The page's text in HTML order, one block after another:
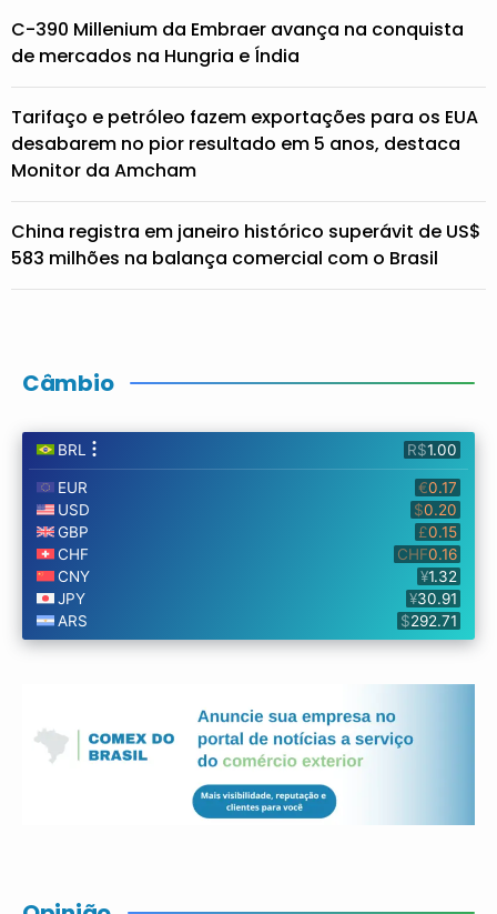
C-390 Millenium da Embraer avança na conquista
de mercados na Hungria e Índia
Tarifaço e petróleo fazem exportações para os EUA
desabarem no pior resultado em 5 anos, destaca
Monitor da Amcham
China registra em janeiro histórico superávit de US$
583 milhões na balança comercial com o Brasil
Câmbio